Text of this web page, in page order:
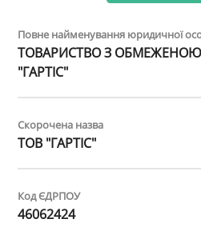
Повне найменування юридичної
ТОВАРИСТВО З ОБМЕЖЕНОЮ
"ГАРТІС"
Скорочена назва
ТОВ "ГАРТІС"
Код ЄДРПОУ
46062424